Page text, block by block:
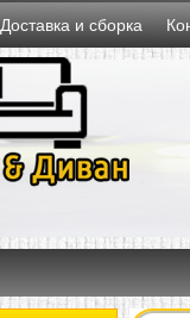
Доставка и сборка